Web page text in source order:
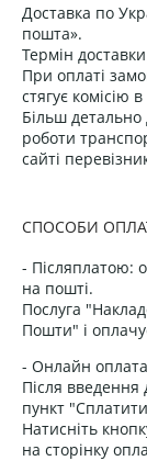
Доставка по
пошта».
Термін
При оплаті
стягує комісію
Більш детально
роботи
сайті
СПОСОБИ
- Післяплатою:
на пошті.
Послуга
Пошти" і
- Онлайн
Після введення
пункт
Натисніть
на сторінку